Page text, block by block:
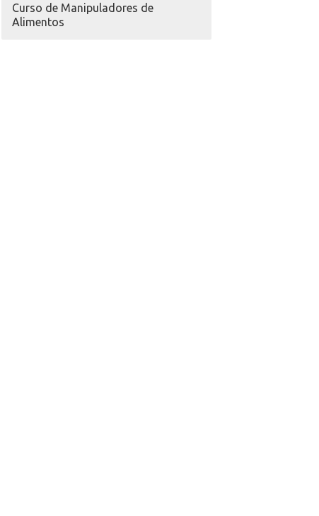
Curso de Manipuladores de
Alimentos